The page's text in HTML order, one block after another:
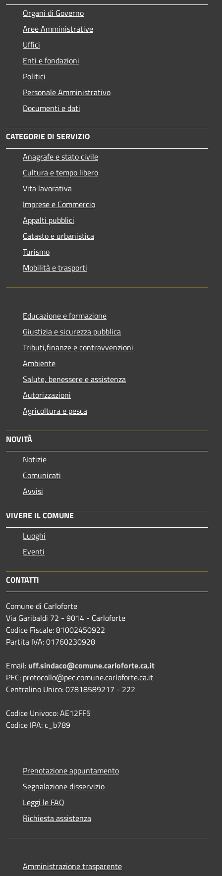
Organi di Governo
Aree Amministrative
Uffici
Enti e fondazioni
Politici
Personale Amministrativo
Documenti e dati
CATEGORIE DI SERVIZIO
Anagrafe e stato civile
Cultura e tempo libero
Vita lavorativa
Imprese e Commercio
Appalti pubblici
Catasto e urbanistica
Turismo
Mobilità e trasporti
Educazione e formazione
Giustizia e sicurezza pubblica
Tributi,finanze e contravvenzioni
Ambiente
Salute, benessere e assistenza
Autorizzazioni
Agricoltura e pesca
NOVITÀ
Notizie
Comunicati
Avvisi
VIVERE IL COMUNE
Luoghi
Eventi
CONTATTI
Comune di Carloforte
Via Garibaldi 72 - 9014 - Carloforte
Codice Fiscale: 81002450922
Partita IVA: 01760230928
Email: uff.sindaco@comune.carloforte.ca.it
PEC: protocollo@pec.comune.carloforte.ca.it
Centralino Unico: 07818589217 - 222
Codice Univoco: AE12FF5
Codice IPA: c_b789
Prenotazione appuntamento
Segnalazione disservizio
Leggi le FAQ
Richiesta assistenza
Amministrazione trasparente